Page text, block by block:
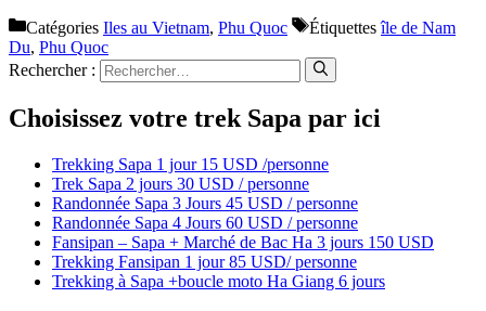
Catégories Iles au Vietnam, Phu Quoc Étiquettesîle de Nam
Du, Phu Quoc
Rechercher :
Choisissez votre trek Sapa par ici
Trekking Sapa 1 jour 15 USD /personne
Trek Sapa 2 jours 30 USD / personne
Randonnée Sapa 3 Jours 45 USD / personne
Randonnée Sapa 4 Jours 60 USD / personne
Fansipan – Sapa + Marché de Bac Ha 3 jours 150 USD
Trekking Fansipan 1 jour 85 USD/ personne
Trekking à Sapa +boucle moto Ha Giang 6 jours